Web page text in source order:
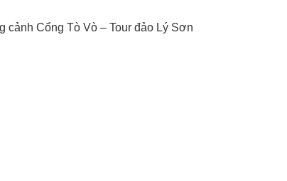
cảnh Cổng Tò Vò – Tour đảo Lý Sơn